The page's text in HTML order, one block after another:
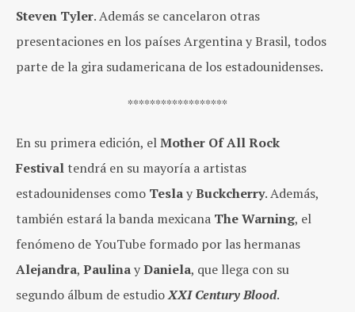
Steven Tyler. Además se cancelaron otras
presentaciones en los países Argentina y Brasil, todos
parte de la gira sudamericana de los estadounidenses.
******************
En su primera edición, elMother Of All Rock
Festival tendrá en su mayoría a artistas
estadounidenses como TeslayBuckcherry. Además,
también estará la banda mexicana The Warning, el
fenómeno de YouTube formado por las hermanas
Alejandra, PaulinayDaniela, que llega con su
segundo álbum de estudioXXI Century Blood.